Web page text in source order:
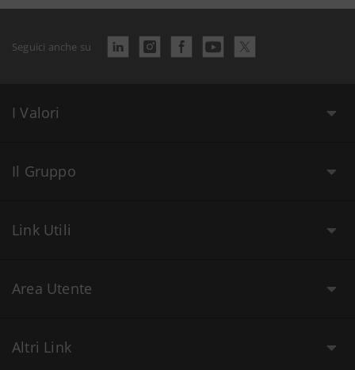
Seguici anche su
I Valori
Il Gruppo
Link Utili
Area Utente
Altri Link